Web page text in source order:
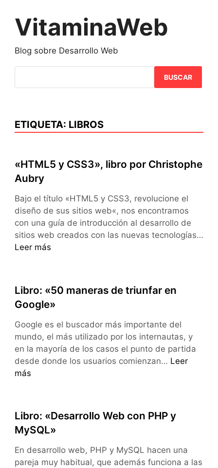
contenido
VitaminaWeb
Blog sobre Desarrollo Web
BUSCAR
ETIQUETA: LIBROS
«HTML5 y CSS3», libro por Christophe
Aubry
Bajo el título «HTML5 y CSS3, revolucione el
diseño de sus sitios web«, nos encontramos
con una guía de introducción al desarrollo de
sitios web creados con las nuevas tecnologías…
«HTML5
por
Christophe
Aubry
Leer más
Libro: «50 maneras de triunfar en
Google»
Google es el buscador más importante del
mundo, el más utilizado por los internautas, y
en la mayoría de los casos el punto de partida
desde donde los usuarios comienzan… Libro:
en
Leer
más
Libro: «Desarrollo Web con PHP y
MySQL»
En desarrollo web, PHP y MySQL hacen una
pareja muy habitual, que además funciona a las